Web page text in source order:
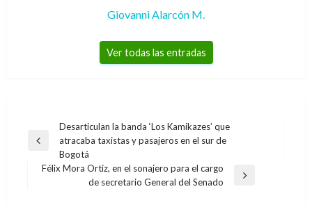
Giovanni Alarcón M.
Ver todas las entradas
Navegación
de
entradas
Entrada
anterior
Desarticulan la banda ‘Los Kamikazes’ que
atracaba taxistas y pasajeros en el sur de
Bogotá
Félix Mora Ortiz, en el sonajero para el cargo
de secretario General del Senado